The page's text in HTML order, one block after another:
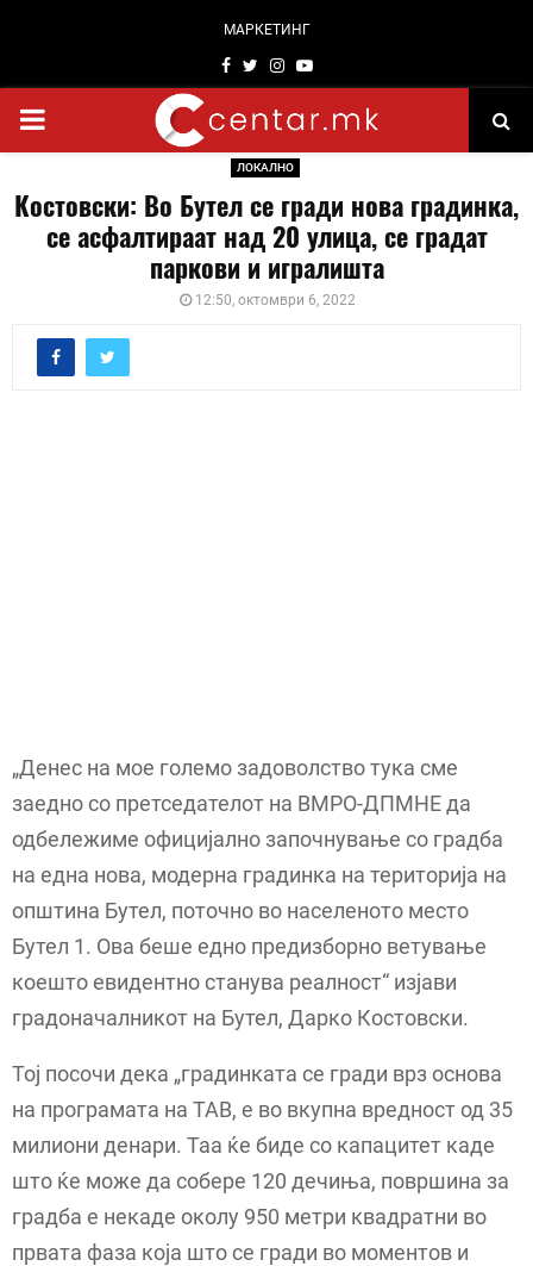
МАРКЕТИНГ
Facebook
TwitterInstagram
Youtube
PRIMARY
ЛОКАЛНО
Костовски: Во Бутел се гради нова градинка,
се асфалтираат над 20 улица, се градат
паркови и игралишта
12:50, октомври 6, 2022
„Денес на мое големо задоволство тука сме
заедно со претседателот на ВМРО-ДПМНЕ да
одбележиме официјално започнување со градба
на една нова, модерна градинка на територија на
општина Бутел, поточно во населеното место
Бутел 1. Ова беше едно предизборно ветување
коешто евидентно станува реалност“ изјави
градоначалникот на Бутел, Дарко Костовски.
Тој посочи дека „градинката се гради врз основа
на програмата на ТАВ, е во вкупна вредност од 35
милиони денари. Таа ќе биде со капацитет каде
што ќе може да собере 120 дечиња, површина за
градба е некаде околу 950 метри квадратни во
првата фаза која што се гради во моментов и